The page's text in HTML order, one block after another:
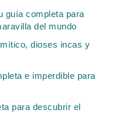
guía completa para
del mundo
dioses incas y
e imperdible para
para descubrir el